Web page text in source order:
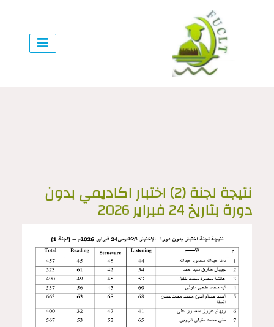
نتيجة لجنة (2) اختبار اكاديمي بدون
دورة بتاريخ 24 فبراير 2026